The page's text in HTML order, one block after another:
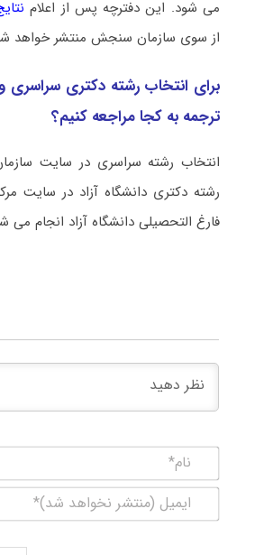
می شود. این دفترچه پس از اعلام
از سوی سازمان سنجش منتشر خواهد
برای انتخاب رشته دکتری سراسری و
ﺗﺮﺟﻤﻪ به کجا مراجعه کنیم؟
انتخاب رشته سراسری در سایت
رشته دکتری دانشگاه آزاد در سایت
فارغ التحصیلی دانشگاه آزاد انجام می